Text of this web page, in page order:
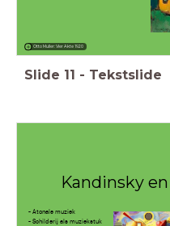
Otto Muller: Vier Akte 1920
Slide 11 - Tekstslide
Kandinsky
- Atonale muziek
- Schilderij als muziekstuk